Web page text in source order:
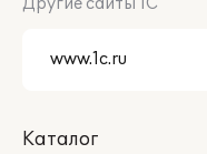
Другие сайты 1С
Каталог